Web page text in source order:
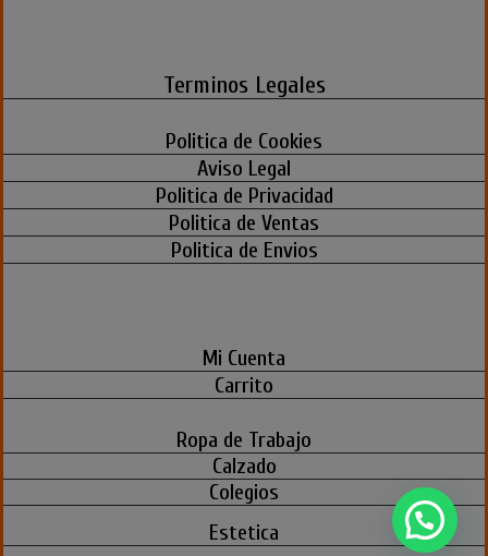
Terminos Legales
Politica de Cookies
Aviso Legal
Politica de Privacidad
Politica de Ventas
Politica de Envios
Mi Cuenta
Carrito
Ropa de Trabajo
Calzado
Colegios
Estetica